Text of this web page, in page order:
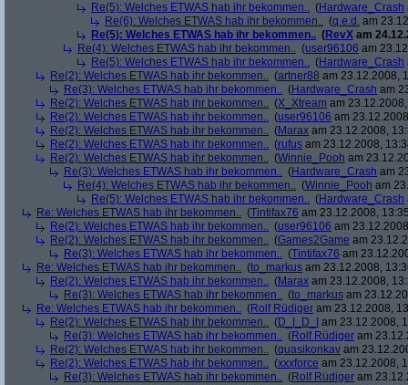
Re(5): Welches ETWAS hab ihr bekommen.. (Hardware_Crash
Re(6): Welches ETWAS hab ihr bekommen.. (q.e.d. am
Re(5): Welches ETWAS hab ihr bekommen.. (RevX am
Re(4): Welches ETWAS hab ihr bekommen.. (user96106 am
Re(5): Welches ETWAS hab ihr bekommen.. (Hardware_Crash
Re(2): Welches ETWAS hab ihr bekommen.. (artner88 am 23.12.2008,
Re(3): Welches ETWAS hab ihr bekommen.. (Hardware_Crash am
Re(2): Welches ETWAS hab ihr bekommen.. (X_Xtream am
Re(2): Welches ETWAS hab ihr bekommen.. (user96106 am
Re(2): Welches ETWAS hab ihr bekommen.. (Marax am 23.12.2008,
Re(2): Welches ETWAS hab ihr bekommen.. (rufus am 23.12.2008,
Re(2): Welches ETWAS hab ihr bekommen.. (Winnie_Pooh am
Re(3): Welches ETWAS hab ihr bekommen.. (Hardware_Crash am
Re(4): Welches ETWAS hab ihr bekommen.. (Winnie_Pooh am
Re(5): Welches ETWAS hab ihr bekommen.. (Hardware_Crash
Re: Welches ETWAS hab ihr bekommen.. (Tintifax76 am 23.12.2008,
Re(2): Welches ETWAS hab ihr bekommen.. (user96106 am
Re(2): Welches ETWAS hab ihr bekommen.. (Games2Game am
Re(3): Welches ETWAS hab ihr bekommen.. (Tintifax76 am
Re: Welches ETWAS hab ihr bekommen.. (to_markus am 23.12.2008,
Re(2): Welches ETWAS hab ihr bekommen.. (Marax am 23.12.2008,
Re(3): Welches ETWAS hab ihr bekommen.. (to_markus am
Re: Welches ETWAS hab ihr bekommen.. (Rolf Rüdiger am 23.12.2008,
Re(2): Welches ETWAS hab ihr bekommen.. (D_I_D_I
am 23.12.2008,
Re(3): Welches ETWAS hab ihr bekommen.. (Rolf Rüdiger am
Re(2): Welches ETWAS hab ihr bekommen.. (quasikonkav am
Re(2): Welches ETWAS hab ihr bekommen.. (xxxforce am 23.12.2008,
Re(3): Welches ETWAS hab ihr bekommen.. (Rolf Rüdiger am